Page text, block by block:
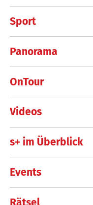
Sport
Panorama
OnTour
Videos
s+ im Überblick
Events
Rätsel